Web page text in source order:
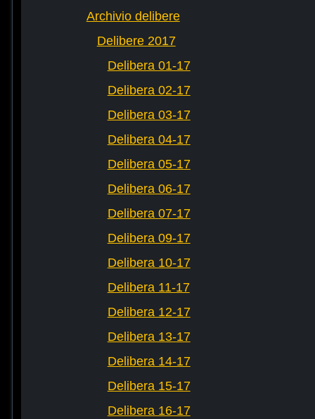
Archivio delibere
Delibere 2017
Delibera 01-17
Delibera 02-17
Delibera 03-17
Delibera 04-17
Delibera 05-17
Delibera 06-17
Delibera 07-17
Delibera 09-17
Delibera 10-17
Delibera 11-17
Delibera 12-17
Delibera 13-17
Delibera 14-17
Delibera 15-17
Delibera 16-17